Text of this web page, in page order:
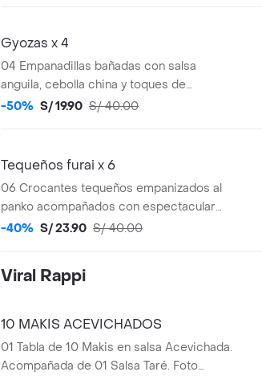
Gyozas x 4
04 Empanadillas bañadas con salsa
anguila, cebolla china y toques de
togarashi
-50% S/ 19.90 S/ 40.00
Tequeños furai x 6
06 Crocantes tequeños empanizados al
panko acompañados con espectacular
crema de guacamole
-40% S/ 23.90 S/ 40.00
Viral Rappi
10 MAKIS ACEVICHADOS
01 Tabla de 10 Makis en salsa Acevichada.
Acompañada de 01 Salsa Taré. Foto